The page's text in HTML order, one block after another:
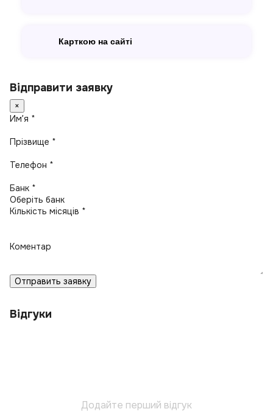
Карткою на сайті
Відправити заявку
×
Имʼя *
Прізвище *
Телефон *
Банк *
Кількість місяців *
Коментар
Отправить заявку
Відгуки
Додайте перший відгук